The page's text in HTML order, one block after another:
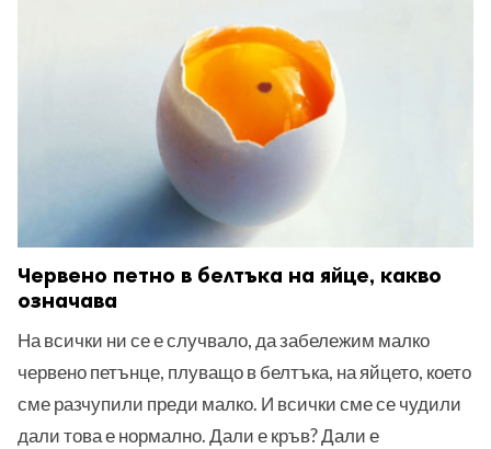
Червено петно в белтъка на яйце, какво
означава
На всички ни се е случвало, да забележим малко
червено петънце, плуващо в белтъка, на яйцето, което
сме разчупили преди малко. И всички сме се чудили
дали това е нормално. Дали е кръв? Дали е